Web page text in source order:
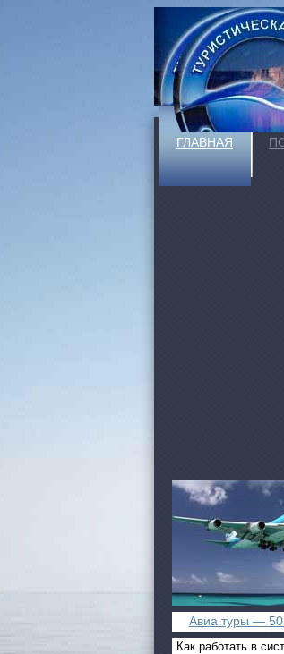
ГЛАВНАЯ
Авиа туры — 50
Как работать в